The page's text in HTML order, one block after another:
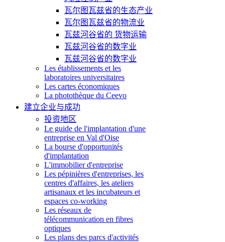
瓦尔图瓦兹省的生态产业
瓦尔图瓦兹省的物流业
瓦兹河谷省的 货物运输
瓦兹河谷省的数字业
瓦兹河谷省的数字业
Les établissements et les
laboratoires universitaires
Les cartes économiques
La photothèque du Ceevo
建立企业与成功
投资地区
Le guide de l'implantation d'une
entreprise en Val d'Oise
La bourse d'opportunités
d'implantation
L'immobilier d'entreprise
Les pépinières d'entreprises, les
centres d'affaires, les ateliers
artisanaux et les incubateurs et
espaces co-working
Les réseaux de
télécommunication en fibres
optiques
Les plans des parcs d'activités